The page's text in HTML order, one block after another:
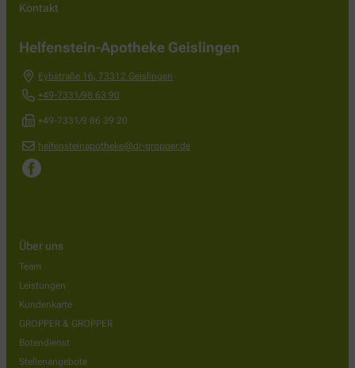
Kontakt
Helfenstein-Apotheke Geislingen
Eybstraße 16 73312 Geislingen
+49-7331/98 63 90
+49-7331/9 86 39 20
helfensteinapotheke@dr-gropper.de
Über uns
Team
Leistungen
Kundenkarte
GROPPER & GROPPER
Botendienst
Stellenangebote